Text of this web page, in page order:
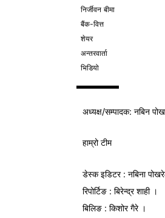
निर्जीवन बीमा
बैंक-वित्त
शेयर
अन्तरवार्ता
भिडियो
अध्यक्ष/सम्पादक: नबिन
हाम्रो टीम
डेस्क इडिटर : नबिना
रिपोर्टिङ : बिरेन्द्र शाही ।
बिलिङ : किशोर गैरे ।